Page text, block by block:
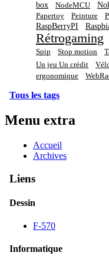
box
NodeMCU
Papertoy
Peinture
RaspBerryPI
Rétrogaming
Spip
Stop motion
Un jeu Un crédit
ergonomique
Tous les tags
Menu extra
Accueil
Archives
Liens
Dessin
F-570
Informatique